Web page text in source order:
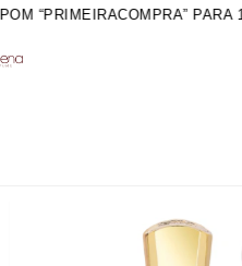
PARA 10% OFF